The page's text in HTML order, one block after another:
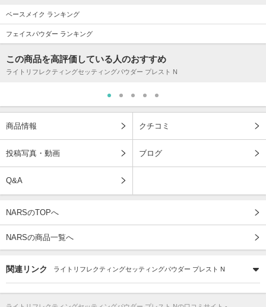
ベースメイク ランキング
フェイスパウダー ランキング
この商品を高評価している人のおすすめ
ライトリフレクティングセッティングパウダー プレスト N
商品情報 クチコミ
投稿写真・動画 ブログ
Q&A
NARSのTOPへ
NARSの商品一覧へ
関連リンク ライトリフレクティングセッティングパウダー プレスト N